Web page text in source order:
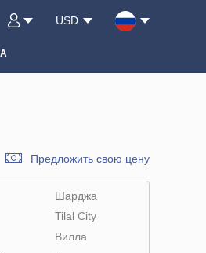
USD
Предложить свою цену
Шарджа
Tilal City
Вилла